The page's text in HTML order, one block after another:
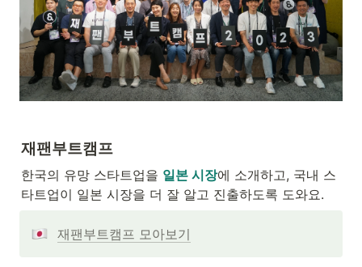
재팬부트캠프
한국의 유망 스타트업을 일본 시장에 소개하고, 국내 스
타트업이 일본 시장을 더 잘 알고 진출하도록 도와요.
재팬부트캠프 모아보기